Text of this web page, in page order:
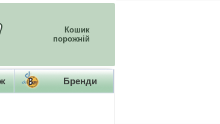
Кошик
порожній
Бренди